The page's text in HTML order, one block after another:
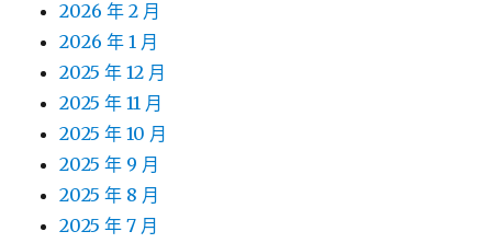
2026 年 2 月
2026 年 1 月
2025 年 12 月
2025 年 11 月
2025 年 10 月
2025 年 9 月
2025 年 8 月
2025 年 7 月